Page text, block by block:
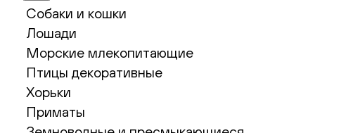
Собаки и кошки
Лошади
Морские млекопитающие
Птицы декоративные
Хорьки
Приматы